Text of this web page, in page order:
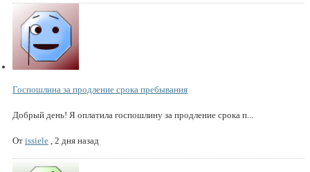
Госпошлина за продление срока пребывания
Добрый день! Я оплатила госпошлину за продление срока п...
От issiele , 2 дня назад